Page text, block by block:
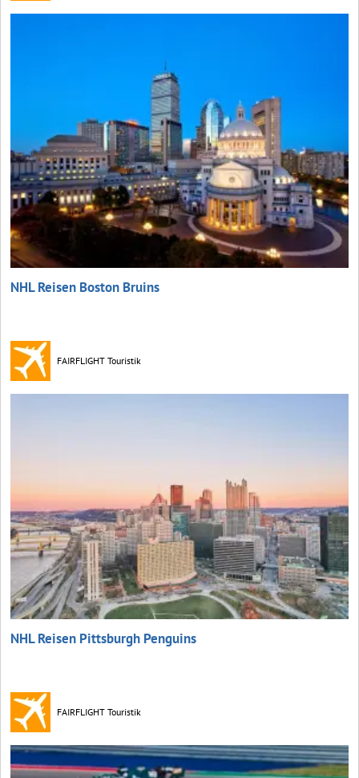
NHL Reisen Boston Bruins
FAIRFLIGHT Touristik
NHL Reisen Pittsburgh Penguins
FAIRFLIGHT Touristik